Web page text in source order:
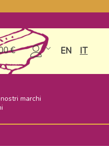
€ EN IT
marchi